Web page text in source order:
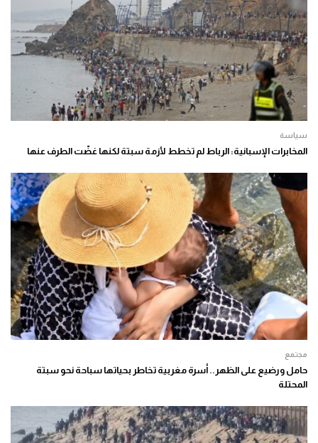
سياسة
المخابرات الإسبانية: الرباط لم تخطط لأزمة سبتة لكنها غضّت الطرف عنها
مجتمع
حامل ورضيع على الظهر.. أسرة مغربية تخاطر بحياتها سباحة نحو سبتة
المحتلة